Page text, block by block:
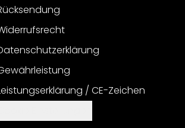
/ CE-Zeichen